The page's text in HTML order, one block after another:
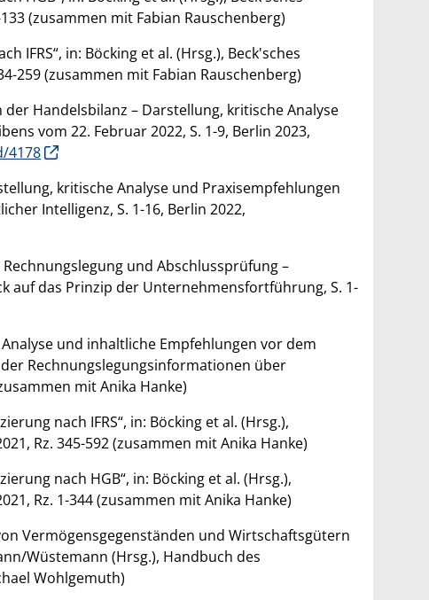
(zusammen mit Fabian Rauschenberg)
IFRS“, in: Böcking et al. (Hrsg.), Beck'sches
259 (zusammen mit Fabian Rauschenberg)
Handelsbilanz – Darstellung, kritische Analyse
vom 22. Februar 2022, S. 1-9, Berlin 2023,
4178
kritische Analyse und Praxisempfehlungen
Intelligenz, S. 1-16, Berlin 2022,
und Abschlussprüfung –
auf das Prinzip der Unternehmensfortführung, S. 1-
und inhaltliche Empfehlungen vor dem
Rechnungslegungsinformationen über
mit Anika Hanke)
nach IFRS“, in: Böcking et al. (Hrsg.),
Rz. 345-592 (zusammen mit Anika Hanke)
nach HGB“, in: Böcking et al. (Hrsg.),
Rz. 1-344 (zusammen mit Anika Hanke)
Vermögensgegenständen und Wirtschaftsgütern
Wüstemann (Hrsg.), Handbuch des
Wohlgemuth)